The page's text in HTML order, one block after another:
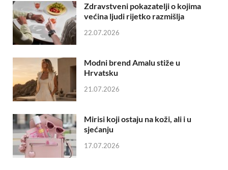
Zdravstveni pokazatelji o kojima
većina ljudi rijetko razmišlja
22.07.2026
Modni brend Amalu stiže u
Hrvatsku
21.07.2026
Mirisi koji ostaju na koži, ali i u
sjećanju
17.07.2026